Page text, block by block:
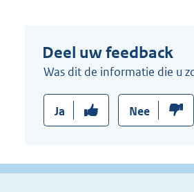
Deel uw feedback
Was dit de informatie die u
Ja Nee